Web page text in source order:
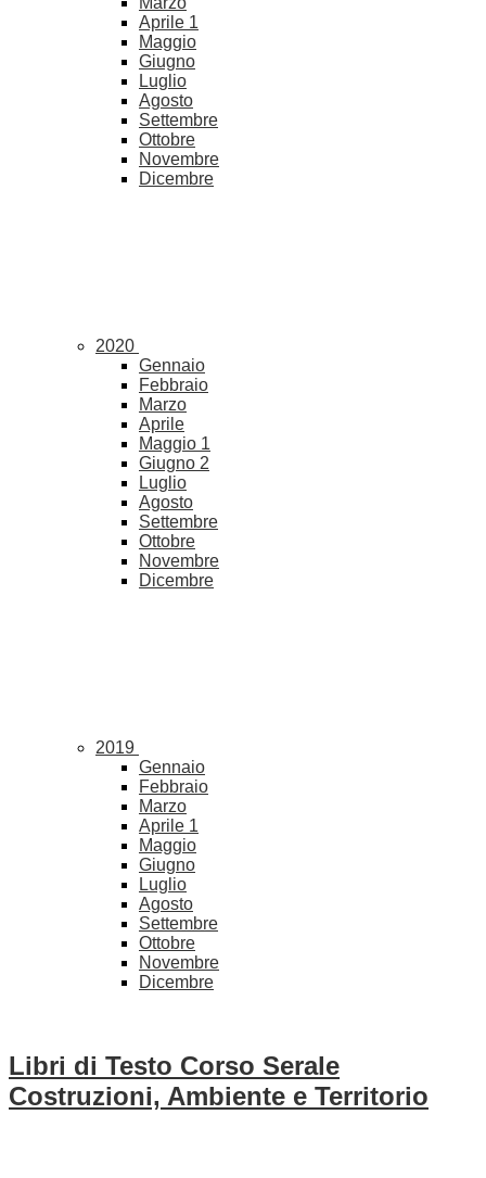
Aprile 1
Maggio
Giugno
Luglio
Agosto
Settembre
Ottobre
Novembre
Dicembre
2020
Gennaio
Febbraio
Marzo
Aprile
Maggio 1
Giugno 2
Luglio
Agosto
Settembre
Ottobre
Novembre
Dicembre
2019
Gennaio
Febbraio
Marzo
Aprile 1
Maggio
Giugno
Luglio
Agosto
Settembre
Ottobre
Novembre
Dicembre
Libri di Testo Corso Serale
Costruzioni, Ambiente e Territorio